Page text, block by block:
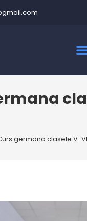
germana clasele V-